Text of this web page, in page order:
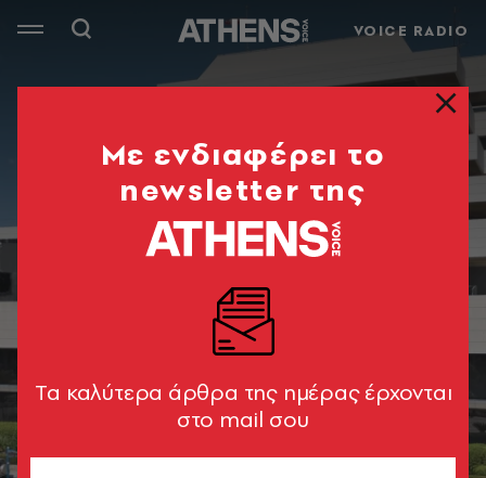
VOICE RADIO
Mε ενδιαφέρει το
newsletter της
Tα καλύτερα άρθρα της ημέρας έρχονται
στο mail σου